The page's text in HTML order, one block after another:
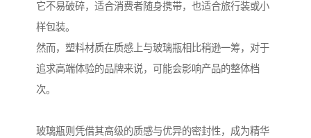
它不易破碎，适合消费者随身携带，也适合旅行装或小
样包装。
然而，塑料材质在质感上与玻璃瓶相比稍逊一筹，对于
追求高端体验的品牌来说，可能会影响产品的整体档
次。
玻璃瓶则凭借其高级的质感与优异的密封性，成为精华